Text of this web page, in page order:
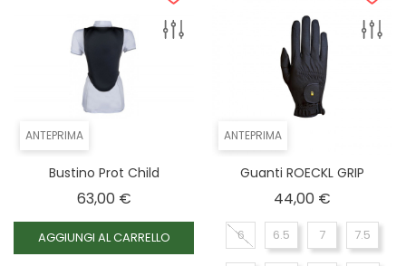
ANTEPRIMA
Bustino Prot Child
63,00 €Prezzo
AGGIUNGI AL CARRELLO
ANTEPRIMA
Guanti ROECKL GRIP
44,00 €
6 6.5 7 7.5